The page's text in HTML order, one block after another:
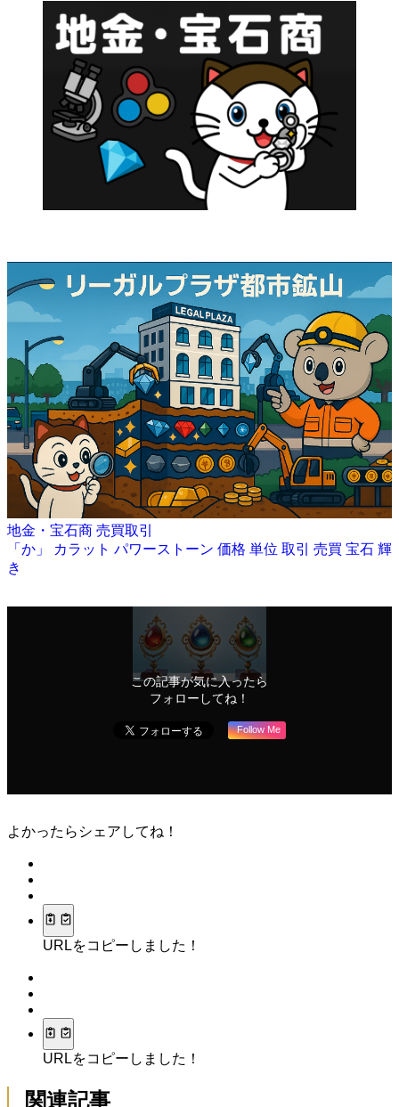
地金・宝石商 売買取引
「か」
カラット パワーストーン 価格 単位 取引 売買 宝石 輝
き
この記事が気に入ったら
フォローしてね！
Follow Me
よかったらシェアしてね！
URLをコピーしました！
URLをコピーしました！
関連記事